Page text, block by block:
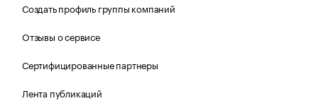
Создать профиль группы компаний
Отзывы о сервисе
Сертифицированные партнеры
Лента публикаций